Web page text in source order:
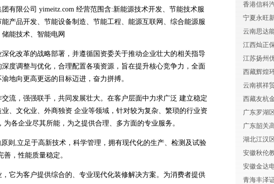
有限公司 yimeitz.com 经营范围含:新能源技术开发、节能技术服
产品开发、节能设备制造、节能工程、能源互联网、综合能源服
能技术、智能电网
化改革的战略部署，并遵循国资委关于推动企业壮大的相关指导
度调整与优化，合理配置各项资源，旨在提升核心竞争力，全面
地向更高更远的目标迈进，奋力拼搏。
流，强强联手，共同发展壮大。在客户层面中力求广泛 建立稳定
、文化业、外商独资 企业等领域，针对较为复杂、繁琐的行业资
各企业尽其所能，为之提供合理、多方面的专业服务。
则,立足于高新技术，科学管理，拥有现代化的生产、检测及试验
，性能质量稳定。
它为客户提供综合的、专业现代化装修解决方案。为消费者提供
香港信科
宁夏永旺
云南思达
江西灿正
江苏扬州
西藏辉煌
云南祺祥
西藏友杭
广东罗湖
广东韶关
湖北江汉
安徽秋伦
安徽金达
青海丰泽